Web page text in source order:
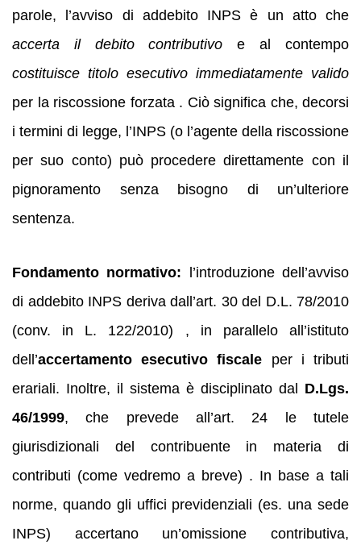
parole, l’avviso di addebito INPS è un atto che
accerta il debito contributivo e al contempo
costituisce titolo esecutivo immediatamente valido
per la riscossione forzata . Ciò significa che, decorsi
i termini di legge, l’INPS (o l’agente della riscossione
per suo conto) può procedere direttamente con il
pignoramento senza bisogno di un’ulteriore
sentenza.
Fondamento normativo: l’introduzione dell’avviso
di addebito INPS deriva dall’art. 30 del D.L. 78/2010
(conv. in L. 122/2010) , in parallelo all’istituto
dell’accertamento esecutivo fiscale per i tributi
erariali. Inoltre, il sistema è disciplinato dal D.Lgs.
46/1999, che prevede all’art. 24 le tutele
giurisdizionali del contribuente in materia di
contributi (come vedremo a breve) . In base a tali
norme, quando gli uffici previdenziali (es. una sede
INPS) accertano un’omissione contributiva,